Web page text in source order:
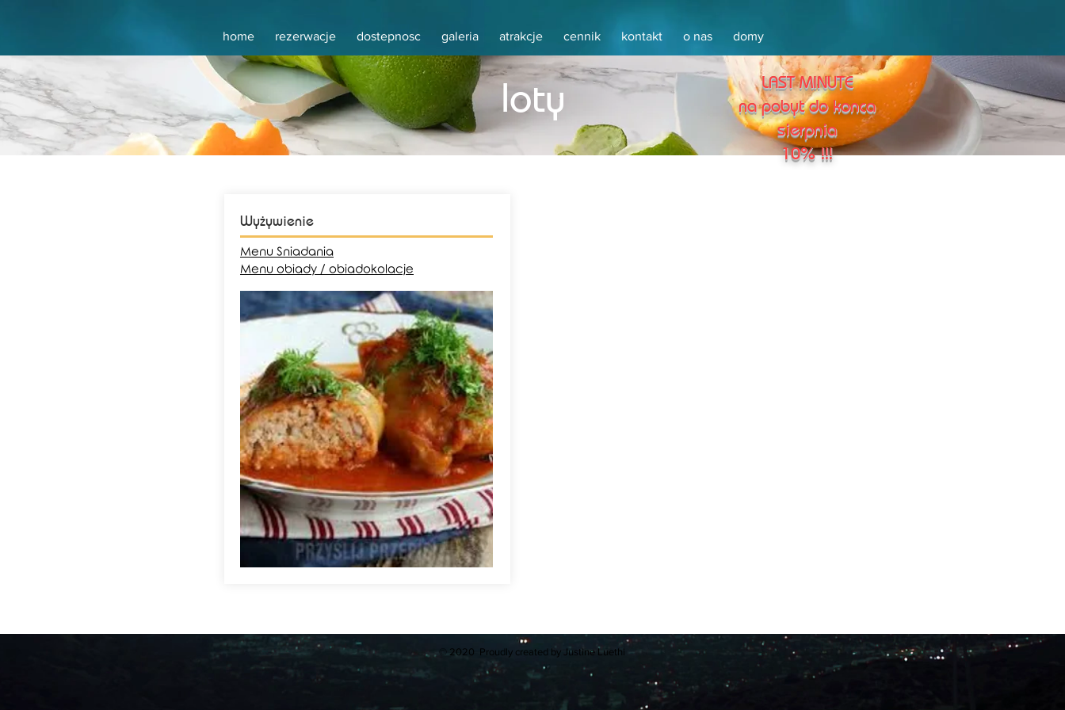
home rezerwacje dostepnosc galeria atrakcje cennik kontakt o nas domy
loty
Wyżywienie
Menu Sniadania
Menu obiady / obiadokolacje
LAST MINUTE
na pobyt do konca
sierpnia
10% !!!
© 2020 Proudly created by Justine Luethi